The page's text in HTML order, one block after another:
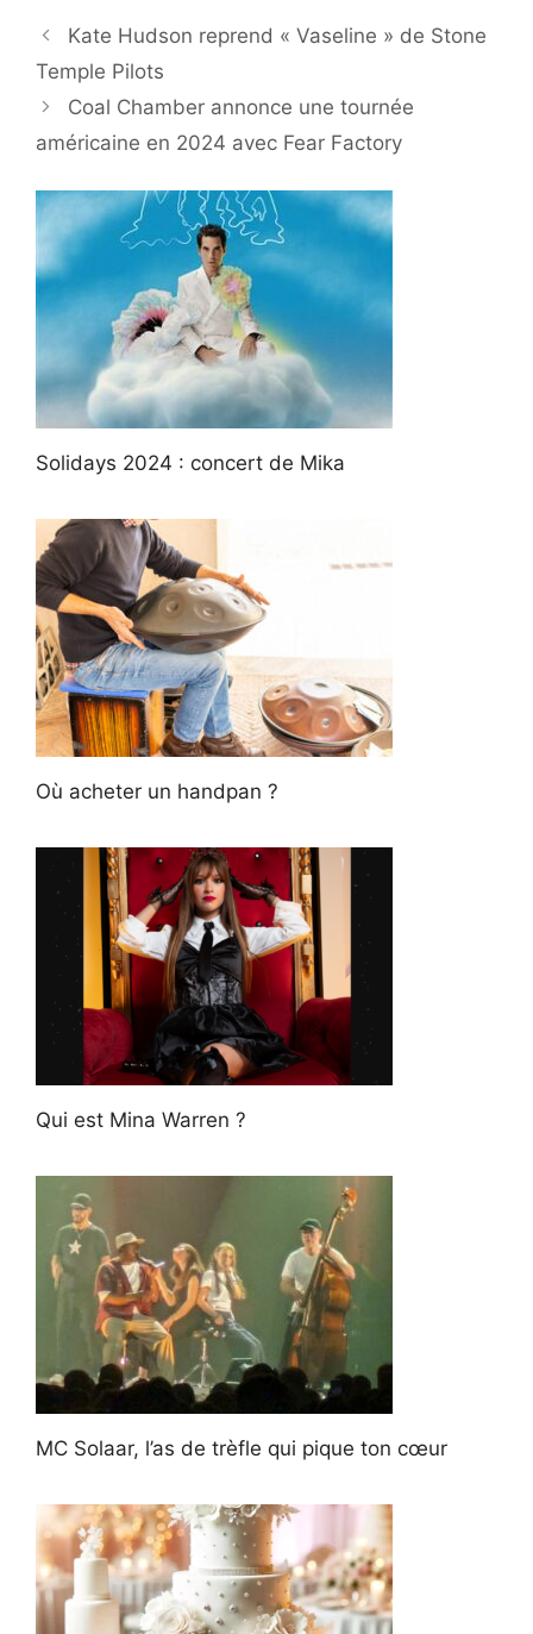
Kate Hudson reprend « Vaseline » de Stone
Temple Pilots
Coal Chamber annonce une tournée
américaine en 2024 avec Fear Factory
Solidays 2024 : concert de Mika
Où acheter un handpan ?
Qui est Mina Warren ?
MC Solaar, l’as de trèfle qui pique ton cœur